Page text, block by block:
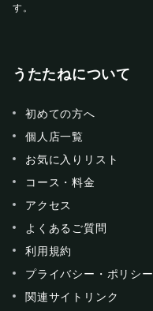
す。
うたたねについて
初めての方へ
個人店一覧
お気に入りリスト
コース・料金
アクセス
よくあるご質問
利用規約
プライバシー・ポリシー
関連サイトリンク